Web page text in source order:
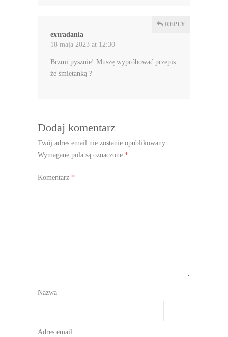
extradania
18 maja 2023 at 12:30
REPLY
Brzmi pysznie! Muszę wypróbować przepis
że śmietanką ?
Dodaj komentarz
Twój adres email nie zostanie opublikowany.
Wymagane pola są oznaczone *
Komentarz *
Nazwa
Adres email